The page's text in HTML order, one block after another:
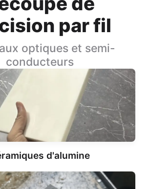
par fil
optiques et semi-
conducteurs
d'alumine